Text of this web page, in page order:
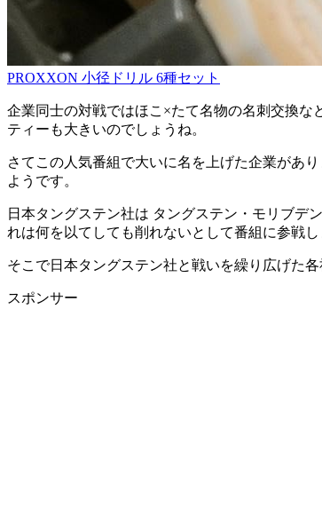
PROXXON 小径ドリル 6種セット
企業同士の対戦ではほこ×たて名物の名刺交換な
ティーも大きいのでしょうね。
さてこの人気番組で大いに名を上げた企業があ
ようです。
日本タングステン社は タングステン・モリブデ
れは何を以てしても削れないとして番組に参戦
そこで日本タングステン社と戦いを繰り広げた
スポンサー